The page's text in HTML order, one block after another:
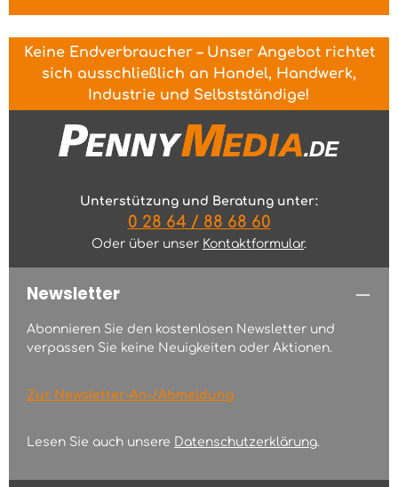
Keine Endverbraucher – Unser Angebot richtet
sich ausschließlich an Handel, Handwerk,
Industrie und Selbstständige!
Unterstützung und Beratung unter:
0 28 64 / 88 68 60
Oder über unser Kontaktformular.
Newsletter
Abonnieren Sie den kostenlosen Newsletter und
verpassen Sie keine Neuigkeiten oder Aktionen.
Zur Newsletter-An-/Abmeldung
Lesen Sie auch unsere Datenschutzerklärung.